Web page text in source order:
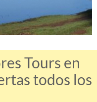
Tours en
todos los